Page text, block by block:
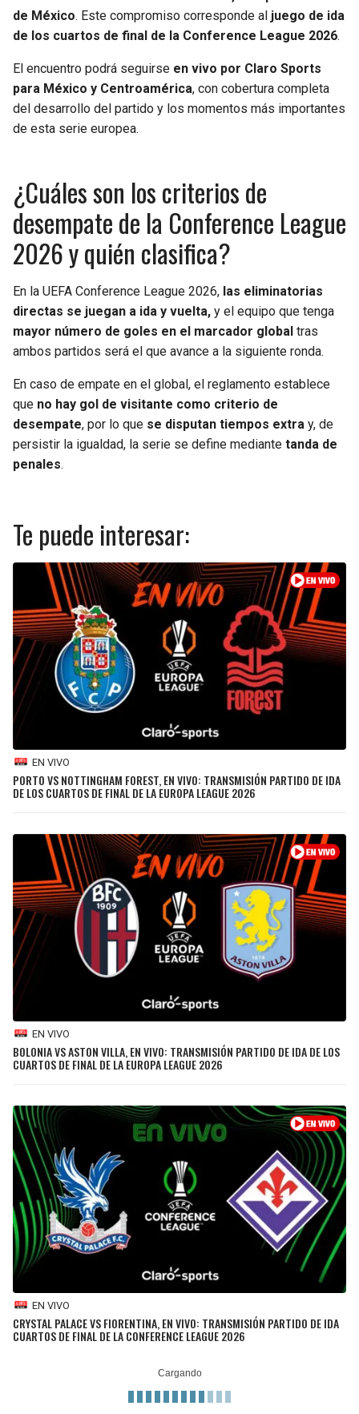
de México. Este compromiso corresponde al juego de ida
de los cuartos de final de la Conference League 2026.
El encuentro podrá seguirse en vivo por Claro Sports
para México y Centroamérica, con cobertura completa
del desarrollo del partido y los momentos más importantes
de esta serie europea.
¿Cuáles son los criterios de
desempate de la Conference League
2026 y quién clasifica?
En la UEFA Conference League 2026, las eliminatorias
directas se juegan a ida y vuelta, y el equipo que tenga
mayor número de goles en el marcador global tras
ambos partidos será el que avance a la siguiente ronda.
En caso de empate en el global, el reglamento establece
que no hay gol de visitante como criterio de
desempate, por lo que se disputan tiempos extra y, de
persistir la igualdad, la serie se define mediante tanda de
penales.
Te puede interesar:
EN VIVO
PORTO VS NOTTINGHAM FOREST, EN VIVO: TRANSMISIÓN PARTIDO DE IDA
DE LOS CUARTOS DE FINAL DE LA EUROPA LEAGUE 2026
EN VIVO
BOLONIA VS ASTON VILLA, EN VIVO: TRANSMISIÓN PARTIDO DE IDA DE LOS
CUARTOS DE FINAL DE LA EUROPA LEAGUE 2026
EN VIVO
CRYSTAL PALACE VS FIORENTINA, EN VIVO: TRANSMISIÓN PARTIDO DE IDA
CUARTOS DE FINAL DE LA CONFERENCE LEAGUE 2026